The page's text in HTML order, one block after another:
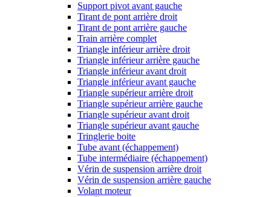
Support pivot avant gauche
Tirant de pont arrière droit
Tirant de pont arrière gauche
Train arrière complet
Triangle inférieur arrière droit
Triangle inférieur arrière gauche
Triangle inférieur avant droit
Triangle inférieur avant gauche
Triangle supérieur arrière droit
Triangle supérieur arrière gauche
Triangle supérieur avant droit
Triangle supérieur avant gauche
Tringlerie boite
Tube avant (échappement)
Tube intermédiaire (échappement)
Vérin de suspension arrière droit
Vérin de suspension arrière gauche
Volant moteur